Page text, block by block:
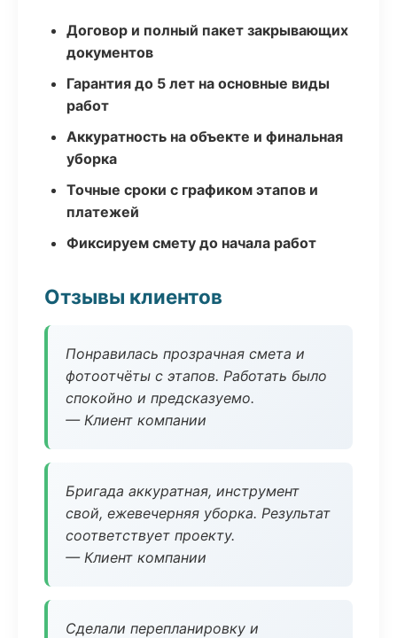
Договор и полный пакет закрывающих
документов
Гарантия до 5 лет на основные виды
работ
Аккуратность на объекте и финальная
уборка
Точные сроки с графиком этапов и
платежей
Фиксируем смету до начала работ
Отзывы клиентов
Понравилась прозрачная смета и
фотоотчёты с этапов. Работать было
спокойно и предсказуемо.
— Клиент компании
Бригада аккуратная, инструмент
свой, ежевечерняя уборка. Результат
соответствует проекту.
— Клиент компании
Сделали перепланировку и